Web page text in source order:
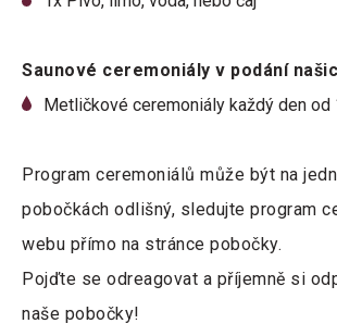
Saunové ceremoniály v podání
Metličkové ceremoniály každý den od
Program ceremoniálů může být na
pobočkách odlišný, sledujte program
webu přímo na stránce pobočky.
Pojďte se odreagovat a příjemně si
naše pobočky!